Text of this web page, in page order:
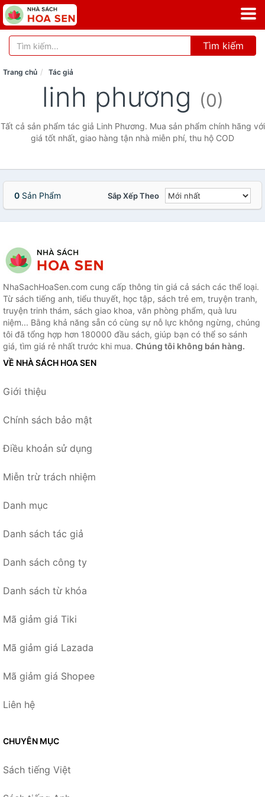
Tìm kiếm
Trang chủ Tác giả
linh phương (0)
Tất cả sản phẩm tác giả Linh Phương. Mua sản phẩm chính hãng với
giá tốt nhất, giao hàng tận nhà miễn phí, thu hộ COD
0 Sản Phẩm Sắp Xếp Theo
NhaSachHoaSen.com cung cấp thông tin giá cả sách các thể loại.
Từ sách tiếng anh, tiểu thuyết, học tập, sách trẻ em, truyện tranh,
truyện trinh thám, sách giao khoa, văn phòng phẩm, quà lưu
niệm... Bằng khả năng sẵn có cùng sự nỗ lực không ngừng, chúng
tôi đã tổng hợp hơn 180000 đầu sách, giúp bạn có thể so sánh
giá, tìm giá rẻ nhất trước khi mua. Chúng tôi không bán hàng.
VỀ NHÀ SÁCH HOA SEN
Giới thiệu
Chính sách bảo mật
Điều khoản sử dụng
Miễn trừ trách nhiệm
Danh mục
Danh sách tác giả
Danh sách công ty
Danh sách từ khóa
Mã giảm giá Tiki
Mã giảm giá Lazada
Mã giảm giá Shopee
Liên hệ
CHUYÊN MỤC
Sách tiếng Việt